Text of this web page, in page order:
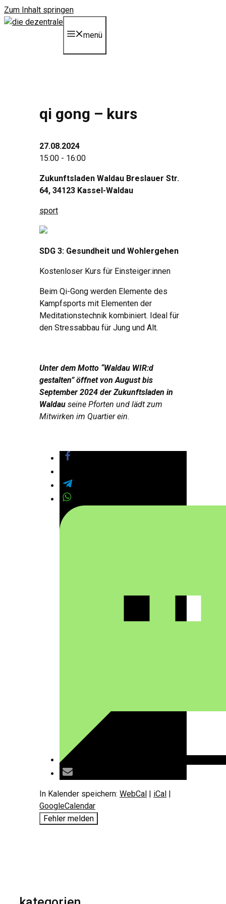
Zum Inhalt springen
menü
qi gong – kurs
27.08.2024
15:00 - 16:00
Zukunftsladen Waldau Breslauer Str.
64, 34123 Kassel-Waldau
sport
SDG 3: Gesundheit und Wohlergehen
Kostenloser Kurs für Einsteiger:innen
Beim Qi-Gong werden Elemente des
Kampfsports mit Elementen der
Meditationstechnik kombiniert. Ideal für
den Stressabbau für Jung und Alt.
Unter dem Motto “Waldau WIR:d
gestalten” öffnet von August bis
September 2024 der Zukunftsladen in
Waldau seine Pforten und lädt zum
Mitwirken im Quartier ein.
In Kalender speichern: WebCal | iCal |
GoogleCalendar
Fehler melden